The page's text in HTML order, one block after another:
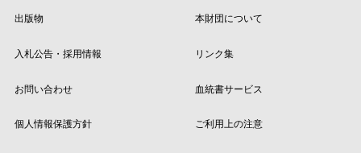
出版物 本財団について
入札公告・採用情報 リンク集
お問い合わせ 血統書サービス
個人情報保護方針 ご利用上の注意